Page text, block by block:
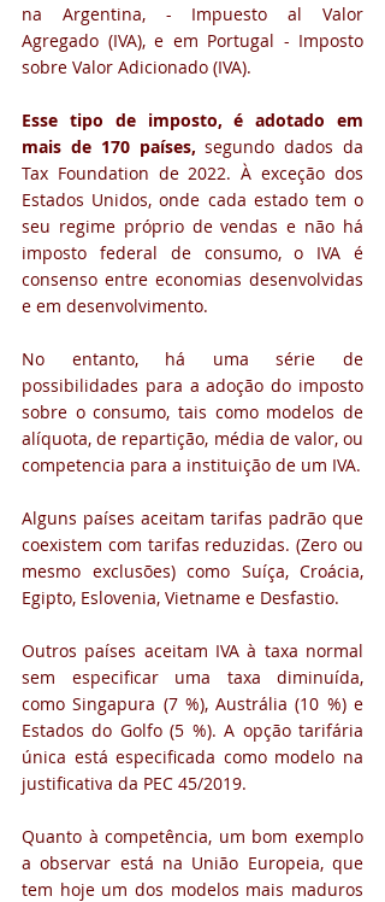
na Argentina, - Impuesto al Valor
Agregado (IVA), e em Portugal - Imposto
sobre Valor Adicionado (IVA).
Esse tipo de imposto, é adotado em
mais de 170 países, segundo dados da
Tax Foundation de 2022. À exceção dos
Estados Unidos, onde cada estado tem o
seu regime próprio de vendas e não há
imposto federal de consumo, o IVA é
consenso entre economias desenvolvidas
e em desenvolvimento.
No entanto, há uma série de
possibilidades para a adoção do imposto
sobre o consumo, tais como modelos de
alíquota, de repartição, média de valor, ou
competencia para a instituição de um IVA.
Alguns países aceitam tarifas padrão que
coexistem com tarifas reduzidas. (Zero ou
mesmo exclusões) como Suíça, Croácia,
Egipto, Eslovenia, Vietname e Desfastio.
Outros países aceitam IVA à taxa normal
sem especificar uma taxa diminuída,
como Singapura (7 %), Austrália (10 %) e
Estados do Golfo (5 %). A opção tarifária
única está especificada como modelo na
justificativa da PEC 45/2019.
Quanto à competência, um bom exemplo
a observar está na União Europeia, que
tem hoje um dos modelos mais maduros